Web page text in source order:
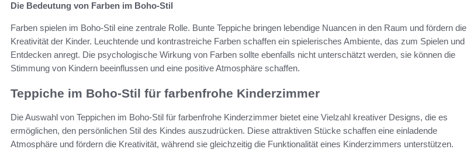
Die Bedeutung von Farben im Boho-Stil
Farben spielen im Boho-Stil eine zentrale Rolle. Bunte Teppiche bringen lebendige Nuancen in den Raum und fördern die
Kreativität der Kinder. Leuchtende und kontrastreiche Farben schaffen ein spielerisches Ambiente, das zum Spielen und
Entdecken anregt. Die psychologische Wirkung von Farben sollte ebenfalls nicht unterschätzt werden, sie können die
Stimmung von Kindern beeinflussen und eine positive Atmosphäre schaffen.
Teppiche im Boho-Stil für farbenfrohe Kinderzimmer
Die Auswahl von Teppichen im Boho-Stil für farbenfrohe Kinderzimmer bietet eine Vielzahl kreativer Designs, die es
ermöglichen, den persönlichen Stil des Kindes auszudrücken. Diese attraktiven Stücke schaffen eine einladende
Atmosphäre und fördern die Kreativität, während sie gleichzeitig die Funktionalität eines Kinderzimmers unterstützen.